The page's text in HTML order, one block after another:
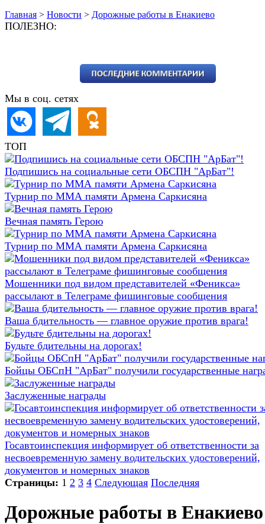
Главная > Новости > Дорожные работы в Енакиево
ПОЛЕЗНО:
Мы в соц. сетях
ТОП
Подпишись на социальные сети ОБСПН "АрБат"!
Турнир по ММА памяти Армена Саркисяна
Вечная память Герою
Турнир по ММА памяти Армена Саркисяна
Мошенники под видом представителей «Феникса»
рассылают в Телеграме фишинговые сообщения
Ваша бдительность — главное оружие против врага!
Будьте бдительны на дорогах!
Бойцы ОБСпН "АрБат" получили государственные
Заслуженные награды
Госавтоинспекция информирует об ответственности за
несвоевременную замену водительских удостоверений,
документов и номерных знаков
Страницы: 1 2 3 4 Следующая Последняя
Дорожные работы в Енакиево